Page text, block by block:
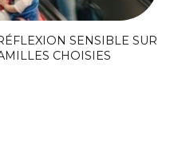
SENSIBLE SUR
CHOISIES